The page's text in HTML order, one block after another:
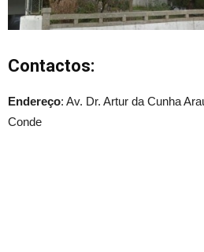
Contactos:
Endereço: Av. Dr. Artur da Cunha
Conde